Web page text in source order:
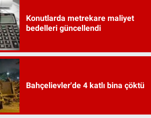
Konutlarda metrekare maliyet
bedelleri güncellendi
Bahçelievler'de 4 katlı bina çöktü